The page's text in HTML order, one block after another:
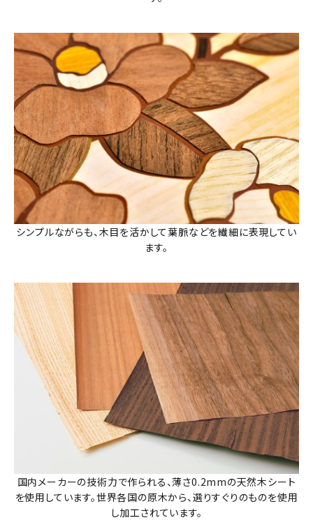
シンプルながらも、木目を活かして葉脈などを繊細に表現してい
ます。
国内メーカーの技術力で作られる、薄さ0.2mmの天然木シート
を使用しています。世界各国の原木から、選りすぐりのものを使用
し加工されています。